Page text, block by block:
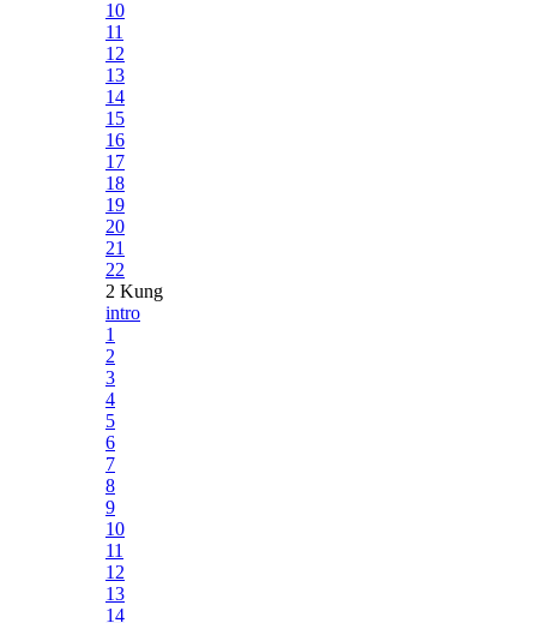
10
11
12
13
14
15
16
17
18
19
20
21
22
2 Kung
intro
1
2
3
4
5
6
7
8
9
10
11
12
13
14